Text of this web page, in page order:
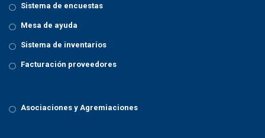
Sistema de encuestas
Mesa de ayuda
Sistema de inventarios
Facturación proveedores
Asociaciones y Agremiaciones